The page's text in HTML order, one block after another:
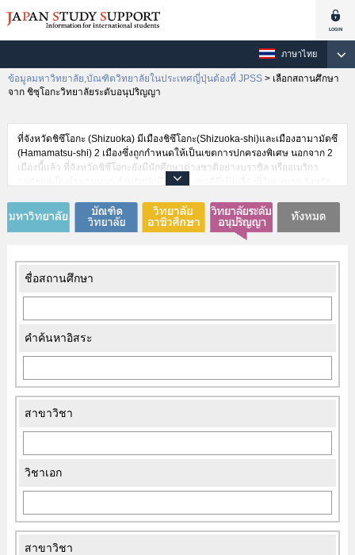
ภาษาไทย
ข้อมูลมหาวิทยาลัย,บัณฑิตวิทยาลัยในประเทศญี่ปุ่นต้องที่ JPSS > เลือกสถานศึกษา
จาก ชิซุโอกะวิทยาลัยระดับอนุปริญญา
ที่จังหวัดชิซึโอกะ (Shizuoka) มีเมืองชิซึโอกะ(Shizuoka-shi)และเมืองฮามามัตซึ
(Hamamatsu-shi) 2 เมืองซึ่งถูกกำหนดให้เป็นเขตการปกครองพิเศษ นอกจาก 2
เมืองนี้แล้ว ที่จังหวัดชิซึโอกะยังมีนักศึกษาต่างชาติอย่างบราซิล หรืออเมริกา
อาศัยอยู่เป็นจำนวนมาก สำหรับนักศึกษาต่างชาตินี่เป็นเรื่องที่วิเศษมาก จังหวัด
ภูเขาไฟฟูจิอันเป็นสัญลักษณ์ของประเทศญี่ปุ่นตั้งอยู่ การได้มองดูภูเขาไฟฟูจิไป
พลางศึกษาเล่าเรียน จะเป็นแรงกระตุ้นที่ดีสำหรับนักศึกษา นอกจากนี้ที่จังหวัดนี้
ยังเป็นที่ตั้งของบริษัทที่มีชื่อเสียงระดับโลกหลายแห่งเช่น Yamaha Motor Co.,
ชื่อสถานศึกษา
คำค้นหาอิสระ
สาขาวิชา
วิชาเอก
สาขาวิชา